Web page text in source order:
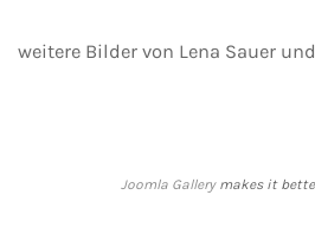
weitere Bilder von Lena Sauer
Joomla Gallerymakes it